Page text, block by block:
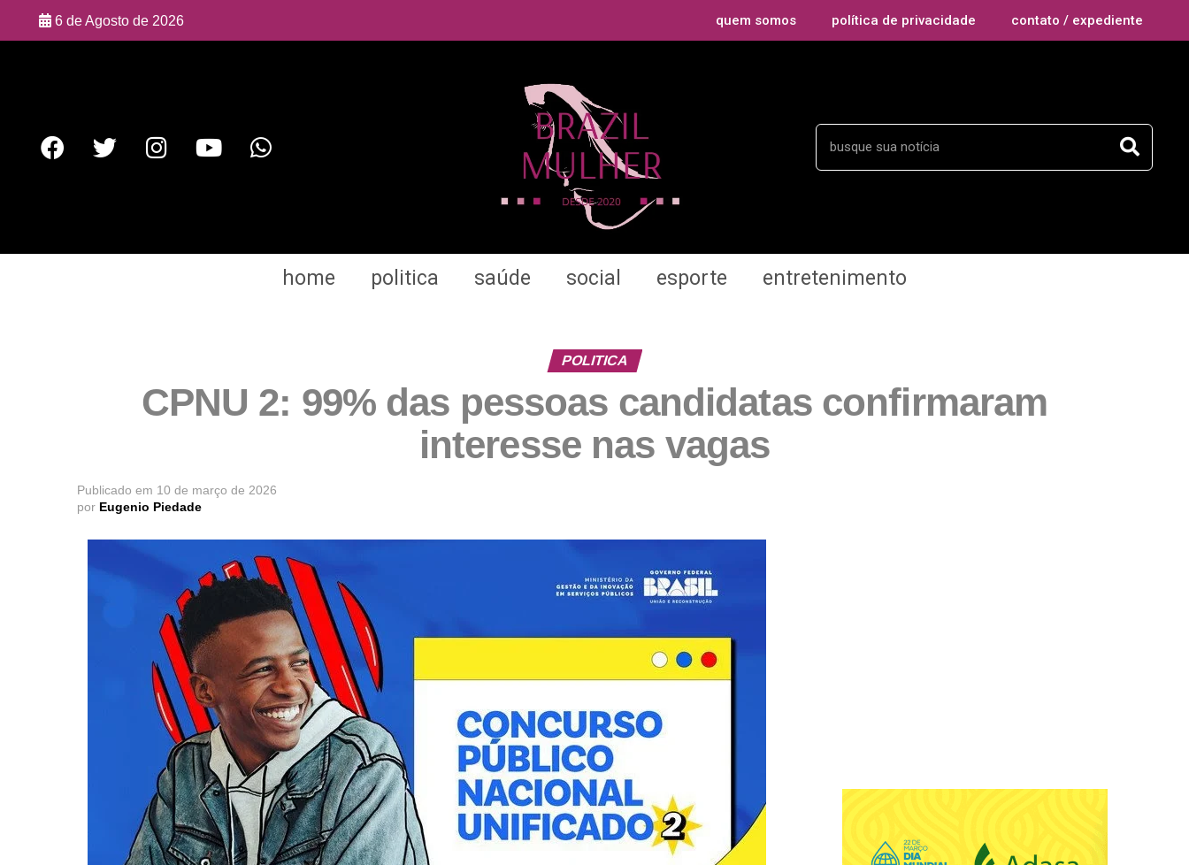
6 de Agosto de 2026 quem somos política de privacidade contato / expediente
home politica saúde social esporte entretenimento
POLITICA
CPNU 2: 99% das pessoas candidatas confirmaram
interesse nas vagas
Publicado em 10 de março de 2026
por Eugenio Piedade